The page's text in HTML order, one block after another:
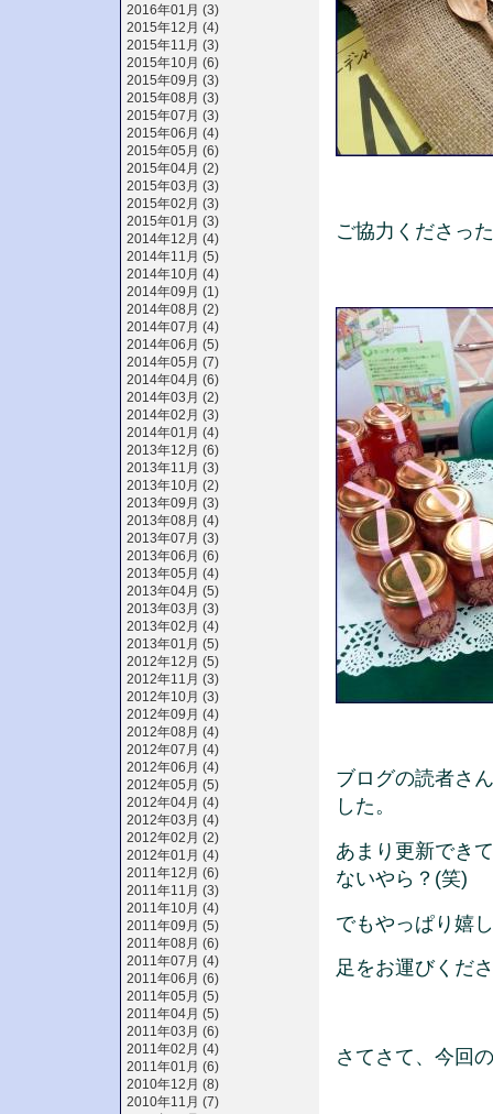
ご協力くださっ
ブログの読者さ
した。
あまり更新でき
ないやら？(笑)
でもやっぱり嬉
足をお運びくだ
さてさて、今回
2016年01月 (3)
2015年12月 (4)
2015年11月 (3)
2015年10月 (6)
2015年09月 (3)
2015年08月 (3)
2015年07月 (3)
2015年06月 (4)
2015年05月 (6)
2015年04月 (2)
2015年03月 (3)
2015年02月 (3)
2015年01月 (3)
2014年12月 (4)
2014年11月 (5)
2014年10月 (4)
2014年09月 (1)
2014年08月 (2)
2014年07月 (4)
2014年06月 (5)
2014年05月 (7)
2014年04月 (6)
2014年03月 (2)
2014年02月 (3)
2014年01月 (4)
2013年12月 (6)
2013年11月 (3)
2013年10月 (2)
2013年09月 (3)
2013年08月 (4)
2013年07月 (3)
2013年06月 (6)
2013年05月 (4)
2013年04月 (5)
2013年03月 (3)
2013年02月 (4)
2013年01月 (5)
2012年12月 (5)
2012年11月 (3)
2012年10月 (3)
2012年09月 (4)
2012年08月 (4)
2012年07月 (4)
2012年06月 (4)
2012年05月 (5)
2012年04月 (4)
2012年03月 (4)
2012年02月 (2)
2012年01月 (4)
2011年12月 (6)
2011年11月 (3)
2011年10月 (4)
2011年09月 (5)
2011年08月 (6)
2011年07月 (4)
2011年06月 (6)
2011年05月 (5)
2011年04月 (5)
2011年03月 (6)
2011年02月 (4)
2011年01月 (6)
2010年12月 (8)
2010年11月 (7)